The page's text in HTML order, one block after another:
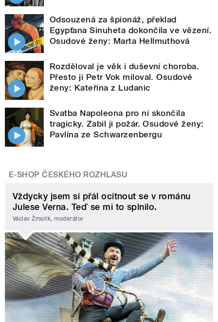
Odsouzená za špionáž, překlad
Egypťana Sinuheta dokončila ve vězení.
Osudové ženy: Marta Hellmuthová
Rozděloval je věk i duševní choroba.
Přesto ji Petr Vok miloval. Osudové
ženy: Kateřina z Ludanic
Svatba Napoleona pro ni skončila
tragicky. Zabil ji požár. Osudové ženy:
Pavlína ze Schwarzenbergu
E-SHOP ČESKÉHO ROZHLASU
Vždycky jsem si přál ocitnout se v románu
Julese Verna. Teď se mi to splnilo.
Václav Žmolík, moderátor